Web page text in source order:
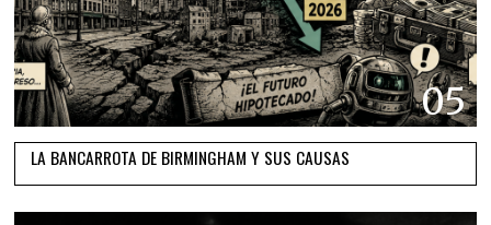
05
LA BANCARROTA DE BIRMINGHAM Y SUS CAUSAS